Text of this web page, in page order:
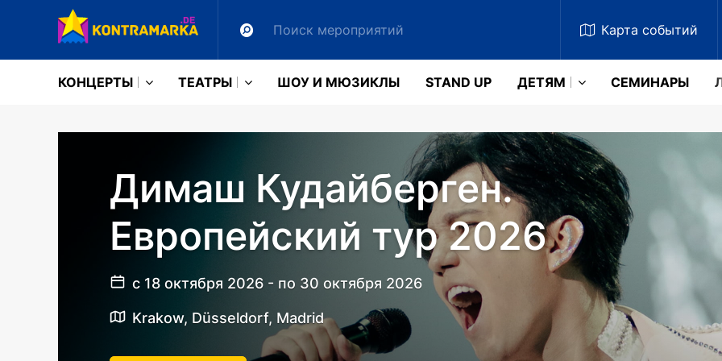
Карта событий
КОНЦЕРТЫ ТЕАТРЫ ШОУ И МЮЗИКЛЫ STAND UP ДЕТЯМ CЕМИНАРЫ
Grey Wiese. Le Show в
Берлине
20 сентября 2026
Admiralspalast, Berlin